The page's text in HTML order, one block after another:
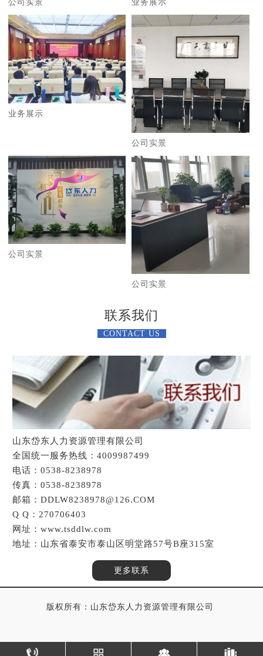
公司实景 业务展示
业务展示
公司实景
公司实景
公司实景
联系我们
CONTACT US
山东岱东人力资源管理有限公司
全国统一服务热线：4009987499
电话：0538-8238978
传真：0538-8238978
邮箱：DDLW8238978@126.COM
Q Q：270706403
网址：www.tsddlw.com
地址：山东省泰安市泰山区明堂路57号B座315室
更多联系
版权所有：山东岱东人力资源管理有限公司